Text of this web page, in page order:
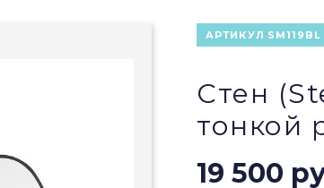
АРТИКУЛ SM119BL
Стен
тонкой
19 500